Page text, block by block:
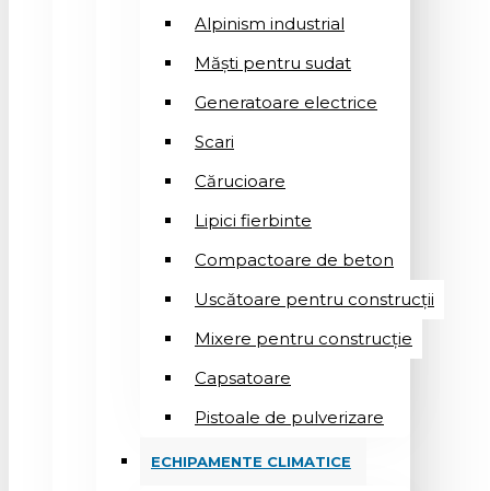
Alpinism industrial
Măști pentru sudat
Generatoare electrice
Scari
Cărucioare
Lipici fierbinte
Compactoare de beton
Uscătoare pentru construcții
Mixere pentru construcție
Capsatoare
Pistoale de pulverizare
ECHIPAMENTE CLIMATICE